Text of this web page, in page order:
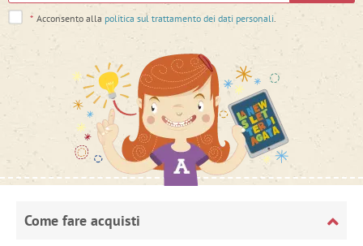
* Acconsento alla politica sul trattamento dei dati personali
Come fare acquisti